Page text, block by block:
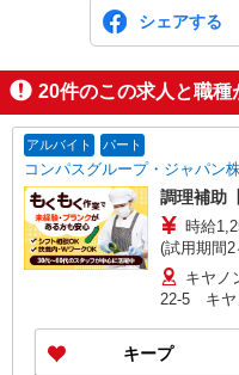
シェアする
20件のこの求人と職種
アルバイト パート
コンパスグループ・ジャパン
調理補助
時給1,250円以上
(試用期間2ヶ月) 残業が発生した
分単位で
キヤノ
22-5 キヤ
キープ